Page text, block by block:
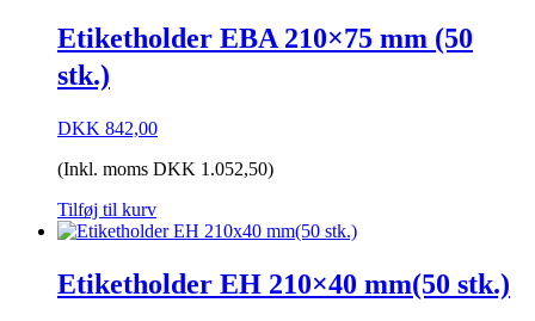
Etiketholder EBA 210×75 mm (50
stk.)
DKK 842,00
(Inkl. moms DKK 1.052,50)
Tilføj til kurv
Etiketholder EH 210×40 mm(50 stk.)